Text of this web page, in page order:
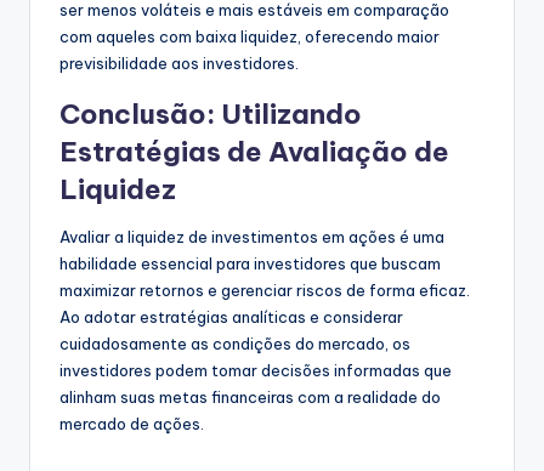
ser menos voláteis e mais estáveis ​​em comparação
com aqueles com baixa liquidez, oferecendo maior
previsibilidade aos investidores.
Conclusão: Utilizando
Estratégias de Avaliação de
Liquidez
Avaliar a liquidez de investimentos em ações é uma
habilidade essencial para investidores que buscam
maximizar retornos e gerenciar riscos de forma eficaz.
Ao adotar estratégias analíticas e considerar
cuidadosamente as condições do mercado, os
investidores podem tomar decisões informadas que
alinham suas metas financeiras com a realidade do
mercado de ações.